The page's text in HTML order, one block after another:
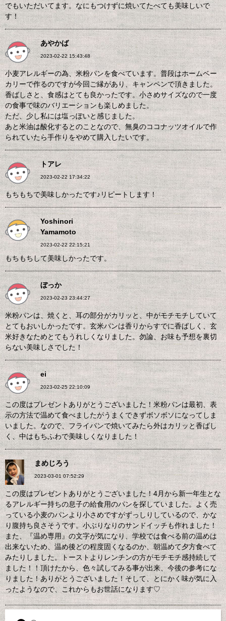
でもいただいてます。なにもつけずに焼いてたべても美味しいで
す！
あやかば
2023-02-22 15:43:48
小麦アレルギーの為、米粉パンを食べています。普段はホームベー
カリーで作るのですが今回ご縁があり、キャンペンで頂きました。
香ばしさと、食感はとても良かったです。小さめサイズなので一度
の食事で味のバリエーションも楽しめました。
ただ、少し私には塩っぽいと感じました。
あと米油は酸化するとのことなので、無臭のココナッツオイルで作
られていたら手作りをやめて購入したいです。
トアレ
2023-02-22 17:34:22
もちもちで美味しかったです♪リピートします！
Yoshinori
Yamamoto
2023-02-22 22:15:21
もちもちして美味しかったです。
ぼっか
2023-02-23 23:44:27
米粉パンは、焼くと、耳の部分がカリッと、中がモチモチしていて
とてもおいしかったです。玄米パンは香りからすでに香ばしく、玄
米好きなためとてもうれしくなりました。勿論、お味も予想を裏切
らない美味しさでした！
ei
2023-02-25 22:10:09
この度はプレゼントありがとうございました！米粉パンは最初、表
示の方法で温めて食べましたがうまくできずボソボソになってしま
いました。なので、フライパンで焼いてみたら外はカリッと香ばし
く、中はもちふわで美味しくなりました！
まめじろう
2023-03-01 07:52:29
この度はプレゼントありがとうございました！4月から新一年生とな
るアレルギー持ちの息子の給食用のパンを探していました。よく売
っている小麦のパンより小さめですがずっしりしているので、かな
り腹持ち良さそうです。小ぶりなりのサンドイッチも作れました！
また、『温め専用』の文字が気になり、学校では食べる前の温めは
出来ないため、温め後どの程度固くなるのか、朝温めて夕方食べて
みたりしました。トーストよりレンチンの方がモチモチ感持続して
ました！！頂けたから、色々試してみる事が出来、今後の参考にな
りました！ありがとうございました！そして、とにかく味が気に入
ったようなので、これからもお世話になります♡